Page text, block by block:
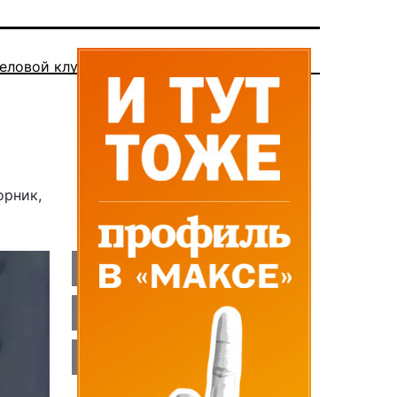
клуб